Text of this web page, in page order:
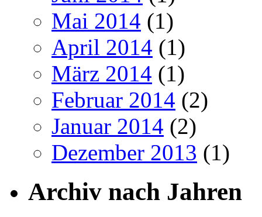
Mai 2014 (1)
April 2014 (1)
März 2014 (1)
Februar 2014 (2)
Januar 2014 (2)
Dezember 2013 (1)
Archiv nach Jahren